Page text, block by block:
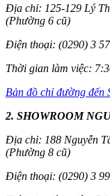
Địa chỉ: 125-129 Lý
(Phường 6 cũ)
Điện thoại: (0290) 3
Thời gian làm việc:
Bản đồ chỉ đường đến
2. SHOWROOM
Địa chỉ: 188 Nguyễn
(Phường 8 cũ)
Điện thoại: (0290) 3